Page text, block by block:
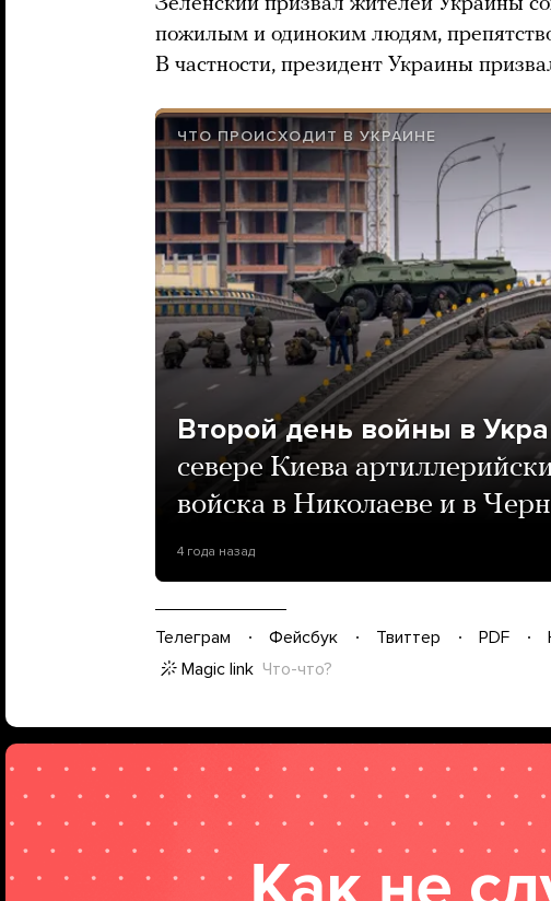
Зеленский призвал жителей Украины
пожилым и одиноким людям,
В частности, президент Украины
ЧТО ПРОИСХОДИТ В УКРАИНЕ
Второй день войны в
севере Киева
войска в Николаеве и в
4 года назад
Телеграм Фейсбук Твиттер PDF
Magic link Что-что?